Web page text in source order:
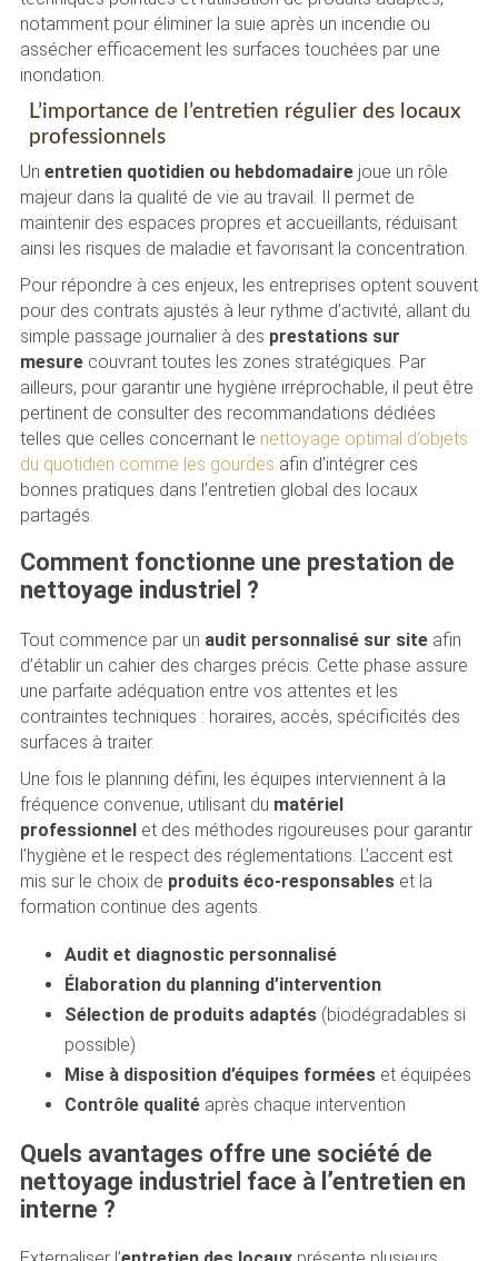
notamment pour éliminer la suie après un incendie ou
assécher efficacement les surfaces touchées par une
inondation.
L’importance de l’entretien régulier des locaux
professionnels
Un entretien quotidien ou hebdomadairejoue un rôle
majeur dans la qualité de vie au travail. Il permet de
maintenir des espaces propres et accueillants, réduisant
ainsi les risques de maladie et favorisant la concentration.
Pour répondre à ces enjeux, les entreprises optent souvent
pour des contrats ajustés à leur rythme d’activité, allant du
simple passage journalier à des prestations sur
mesurecouvrant toutes les zones stratégiques. Par
ailleurs, pour garantir une hygiène irréprochable, il peut être
pertinent de consulter des recommandations dédiées
telles que celles concernant le nettoyage optimal d’objets
du quotidien comme les gourdes afin d’intégrer ces
bonnes pratiques dans l’entretien global des locaux
partagés.
Comment fonctionne une prestation de
nettoyage industriel ?
Tout commence par un audit personnalisé sur siteafin
d’établir un cahier des charges précis. Cette phase assure
une parfaite adéquation entre vos attentes et les
contraintes techniques : horaires, accès, spécificités des
surfaces à traiter.
Une fois le planning défini, les équipes interviennent à la
fréquence convenue, utilisant du matériel
professionnelet des méthodes rigoureuses pour garantir
l’hygiène et le respect des réglementations. L’accent est
mis sur le choix de produits éco-responsableset la
formation continue des agents.
Audit et diagnostic personnalisé
Élaboration du planning d’intervention
Sélection de produits adaptés(biodégradables si
possible)
Mise à disposition d’équipes forméeset équipées
Contrôle qualitéaprès chaque intervention
Quels avantages offre une société de
nettoyage industriel face à l’entretien en
interne ?